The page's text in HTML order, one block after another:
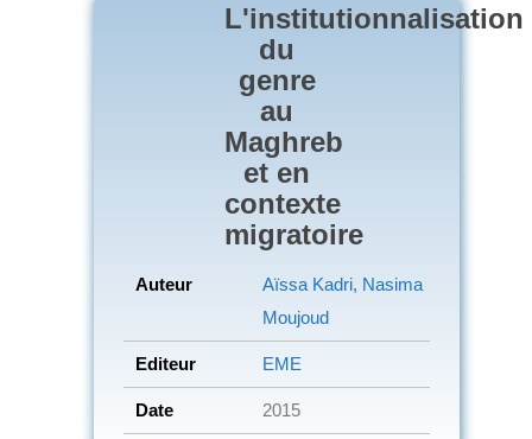
L'institutionnalisation
du
genre
au
Maghreb
et en
contexte
migratoire
Auteur
Aïssa Kadri, Nasima
Moujoud
Editeur EME
Date 2015